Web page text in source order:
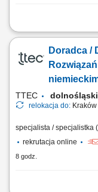
Zakres obowiązków:
terenie. Analiza potrzeb
Doradztwo w zakresie
planów sprzedażowych i
Doradca /
TTEC
relokacja do: Kraków
specjalista / specjalistka
rekrutacja online
8 godz.